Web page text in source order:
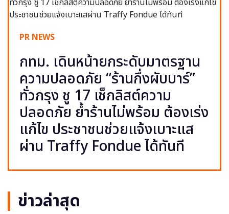
PR NEWS
กทม. เดินหน้ายกระดับมาตรฐาน
ความปลอดภัย “ร้านกึ่งผับบาร์”
ทั่วกรุง ชู 17 เช็กลิสต์ความ
ปลอดภัย ย้ำร้านไม่พร้อม ต้องเร่ง
แก้ไข ประชาชนช่วยแจ้งเบาะแส
ผ่าน Traffy Fondue ได้ทันที
ข่าวล่าสุด